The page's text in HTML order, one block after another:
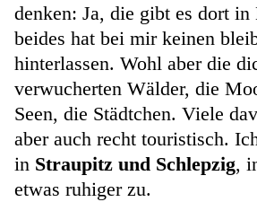
denken: Ja, die gibt es dort
beides hat bei mir keinen
hinterlassen. Wohl aber die
verwucherten Wälder, die
Seen, die Städtchen. Viele
aber auch recht touristisch.
in Straupitz und Schlepzig,
etwas ruhiger zu.